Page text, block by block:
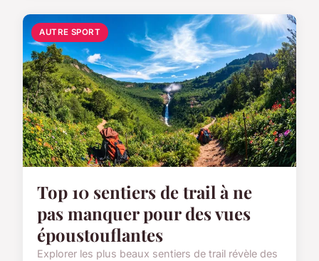
AUTRE SPORT
Top 10 sentiers de trail à ne
pas manquer pour des vues
époustouflantes
Explorer les plus beaux sentiers de trail révèle des